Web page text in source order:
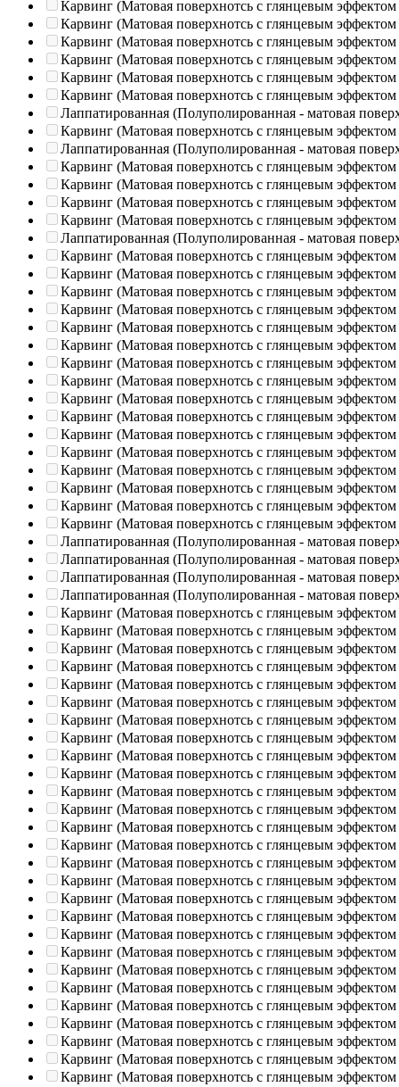
Карвинг (Матовая поверхнотсь с глянцевым эффектом
Карвинг (Матовая поверхнотсь с глянцевым эффектом
Карвинг (Матовая поверхнотсь с глянцевым эффектом
Карвинг (Матовая поверхнотсь с глянцевым эффектом
Карвинг (Матовая поверхнотсь с глянцевым эффектом
Карвинг (Матовая поверхнотсь с глянцевым эффектом
Лаппатированная (Полуполированная - матовая
Карвинг (Матовая поверхнотсь с глянцевым эффектом
Лаппатированная (Полуполированная - матовая
Карвинг (Матовая поверхнотсь с глянцевым эффектом
Карвинг (Матовая поверхнотсь с глянцевым эффектом
Карвинг (Матовая поверхнотсь с глянцевым эффектом
Карвинг (Матовая поверхнотсь с глянцевым эффектом
Лаппатированная (Полуполированная - матовая
Карвинг (Матовая поверхнотсь с глянцевым эффектом
Карвинг (Матовая поверхнотсь с глянцевым эффектом
Карвинг (Матовая поверхнотсь с глянцевым эффектом
Карвинг (Матовая поверхнотсь с глянцевым эффектом
Карвинг (Матовая поверхнотсь с глянцевым эффектом
Карвинг (Матовая поверхнотсь с глянцевым эффектом
Карвинг (Матовая поверхнотсь с глянцевым эффектом
Карвинг (Матовая поверхнотсь с глянцевым эффектом
Карвинг (Матовая поверхнотсь с глянцевым эффектом
Карвинг (Матовая поверхнотсь с глянцевым эффектом
Карвинг (Матовая поверхнотсь с глянцевым эффектом
Карвинг (Матовая поверхнотсь с глянцевым эффектом
Карвинг (Матовая поверхнотсь с глянцевым эффектом
Карвинг (Матовая поверхнотсь с глянцевым эффектом
Карвинг (Матовая поверхнотсь с глянцевым эффектом
Карвинг (Матовая поверхнотсь с глянцевым эффектом
Лаппатированная (Полуполированная - матовая
Лаппатированная (Полуполированная - матовая
Лаппатированная (Полуполированная - матовая
Лаппатированная (Полуполированная - матовая
Карвинг (Матовая поверхнотсь с глянцевым эффектом
Карвинг (Матовая поверхнотсь с глянцевым эффектом
Карвинг (Матовая поверхнотсь с глянцевым эффектом
Карвинг (Матовая поверхнотсь с глянцевым эффектом
Карвинг (Матовая поверхнотсь с глянцевым эффектом
Карвинг (Матовая поверхнотсь с глянцевым эффектом
Карвинг (Матовая поверхнотсь с глянцевым эффектом
Карвинг (Матовая поверхнотсь с глянцевым эффектом
Карвинг (Матовая поверхнотсь с глянцевым эффектом
Карвинг (Матовая поверхнотсь с глянцевым эффектом
Карвинг (Матовая поверхнотсь с глянцевым эффектом
Карвинг (Матовая поверхнотсь с глянцевым эффектом
Карвинг (Матовая поверхнотсь с глянцевым эффектом
Карвинг (Матовая поверхнотсь с глянцевым эффектом
Карвинг (Матовая поверхнотсь с глянцевым эффектом
Карвинг (Матовая поверхнотсь с глянцевым эффектом
Карвинг (Матовая поверхнотсь с глянцевым эффектом
Карвинг (Матовая поверхнотсь с глянцевым эффектом
Карвинг (Матовая поверхнотсь с глянцевым эффектом
Карвинг (Матовая поверхнотсь с глянцевым эффектом
Карвинг (Матовая поверхнотсь с глянцевым эффектом
Карвинг (Матовая поверхнотсь с глянцевым эффектом
Карвинг (Матовая поверхнотсь с глянцевым эффектом
Карвинг (Матовая поверхнотсь с глянцевым эффектом
Карвинг (Матовая поверхнотсь с глянцевым эффектом
Карвинг (Матовая поверхнотсь с глянцевым эффектом
Карвинг (Матовая поверхнотсь с глянцевым эффектом